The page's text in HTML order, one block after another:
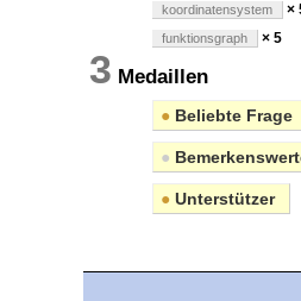
koordinatensystem ×
funktionsgraph × 5
3 Medaillen
● Beliebte Frage
●
● Unterstützer